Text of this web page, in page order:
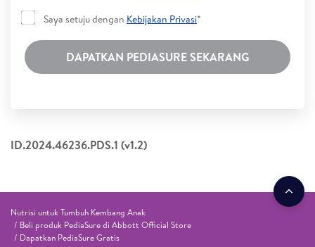
Saya setuju dengan Kebijakan Privasi*
DAPATKAN PEDIASURE SEKARANG
ID.2024.46236.PDS.1 (v1.2)
Nutrisi untuk Tumbuh Kembang Anak
Beli produk PediaSure di Abbott Official Store
Dapatkan PediaSure Gratis